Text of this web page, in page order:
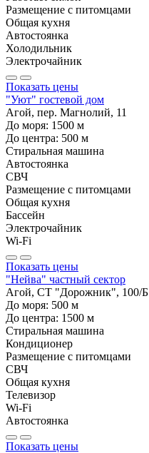
Размещение с питомцами
Общая кухня
Автостоянка
Холодильник
Электрочайник
Показать цены
"Уют" гостевой дом
Агой, пер. Магнолий, 11
До моря: 1500 м
До центра: 500 м
Стиральная машина
Автостоянка
СВЧ
Размещение с питомцами
Общая кухня
Бассейн
Электрочайник
Wi-Fi
Показать цены
"Нейва" частный сектор
Агой, СТ "Дорожник", 100/Б
До моря: 500 м
До центра: 1500 м
Стиральная машина
Кондиционер
Размещение с питомцами
СВЧ
Общая кухня
Телевизор
Wi-Fi
Автостоянка
Показать цены